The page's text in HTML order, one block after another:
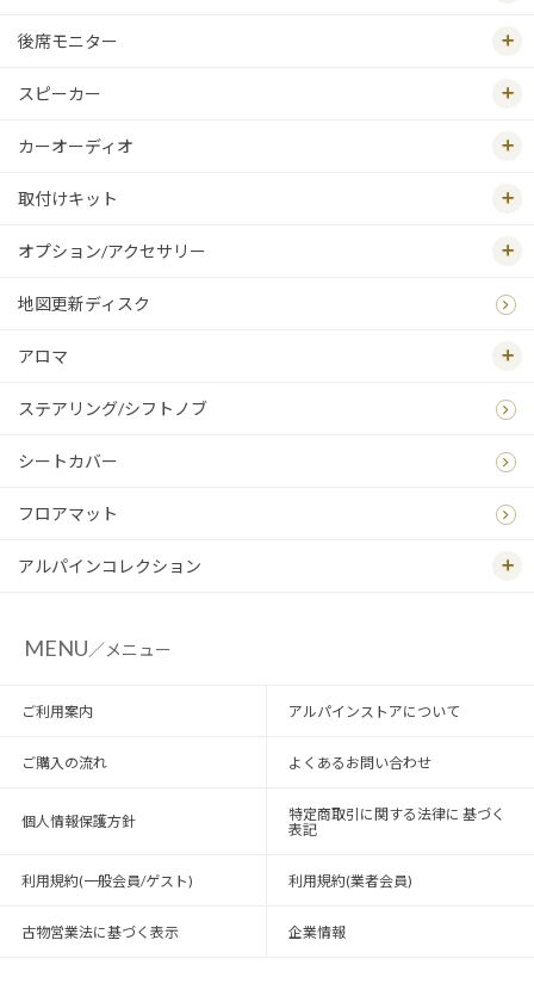
後席モニター
スピーカー
カーオーディオ
取付けキット
オプション/アクセサリー
地図更新ディスク
アロマ
ステアリング/シフトノブ
シートカバー
フロアマット
アルパインコレクション
MENU／メニュー
ご利用案内 アルパインストアについて
ご購入の流れ よくあるお問い合わせ
個人情報保護方針
特定商取引に関する法律に 基づく
表記
利用規約(一般会員/ゲスト) 利用規約(業者会員)
古物営業法に基づく表示 企業情報